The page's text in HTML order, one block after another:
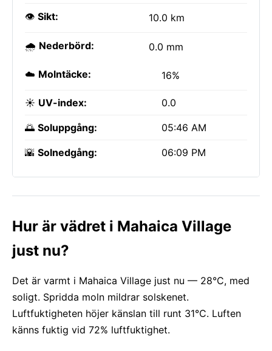
👁️ Sikt: 10.0 km
🌧️ Nederbörd: 0.0 mm
☁️ Molntäcke: 16%
☀️ UV-index: 0.0
🌅 Soluppgång: 05:46 AM
🌇 Solnedgång: 06:09 PM
Hur är vädret i Mahaica Village
just nu?
Det är varmt i Mahaica Village just nu — 28°C, med
soligt. Spridda moln mildrar solskenet.
Luftfuktigheten höjer känslan till runt 31°C. Luften
känns fuktig vid 72% luftfuktighet.